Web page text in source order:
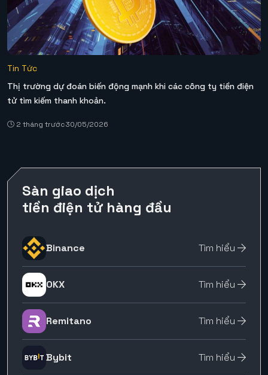
Tin Tức
Thị trường dự đoán biến động mạnh khi các công ty tiền điện
tử tìm kiếm thanh khoản.
2 tháng trước30/05/2026
Sàn giao dịch
tiền điện tử hàng đầu
Binance Tìm hiểu
OKX Tìm hiểu
Remitano Tìm hiểu
Bybit Tìm hiểu